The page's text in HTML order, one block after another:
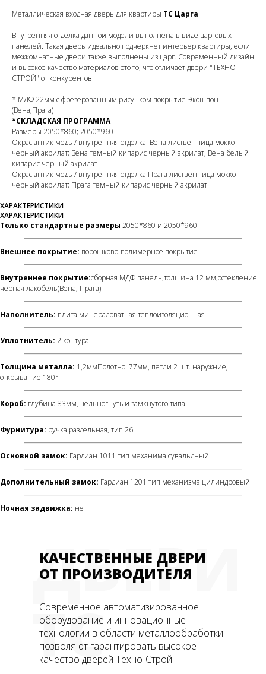
Металлическая входная дверь для квартиры ТС Царга
Внутренняя отделка данной модели выполнена в виде царговых
панелей. Такая дверь идеально подчеркнет интерьер квартиры, если
межкомнатные двери также выполнены из царг. Современный дизайн
и высокое качество материалов-это то, что отличает двери "ТЕХНО-
СТРОЙ" от конкурентов.
* МДФ 22мм с фрезерованным рисунком покрытие Экошпон
(Вена;Прага)
*СКЛАДСКАЯ ПРОГРАММА
Размеры 2050*860; 2050*960
Окрас антик медь / внутренняя отделка: Вена лиственница мокко
черный акрилат; Вена темный кипарис черный акрилат; Вена белый
кипарис черный акрилат
Окрас антик медь / внутренняя отделка Прага лиственница мокко
черный акрилат; Прага темный кипарис черный акрилат
ХАРАКТЕРИСТИКИ
ХАРАКТЕРИСТИКИ
Только стандартные размеры 2050*860 и 2050*960
Внешнее покрытие: порошково-полимерное покрытие
Внутреннее покрытие:сборная МДФ панель,толщина 12 мм,остекление
черная лакобель(Вена; Прага)
Наполнитель: плита минераловатная теплоизоляционная
Уплотнитель: 2 контура
Толщина металла: 1,2ммПолотно: 77мм, петли 2 шт. наружние,
открывание 180°
Короб: глубина 83мм, цельногнутый замкнутого типа
Фурнитура: ручка раздельная, тип 26
Основной замок: Гардиан 1011 тип механима сувальдный
Дополнительный замок: Гардиан 1201 тип механизма цилиндровый
Ночная задвижка: нет
ДВЕРИ
ТС
КАЧЕСТВЕННЫЕ ДВЕРИ
ОТ ПРОИЗВОДИТЕЛЯ
Современное автоматизированное
оборудование и инновационные
технологии в области металлообработки
позволяют гарантировать высокое
качество дверей Техно-Строй